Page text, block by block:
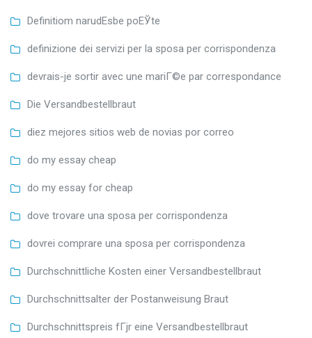
Definitiom narudЕѕbe poЕЎte
definizione dei servizi per la sposa per corrispondenza
devrais-je sortir avec une mariГ©e par correspondance
Die Versandbestellbraut
diez mejores sitios web de novias por correo
do my essay cheap
do my essay for cheap
dove trovare una sposa per corrispondenza
dovrei comprare una sposa per corrispondenza
Durchschnittliche Kosten einer Versandbestellbraut
Durchschnittsalter der Postanweisung Braut
Durchschnittspreis fГјr eine Versandbestellbraut